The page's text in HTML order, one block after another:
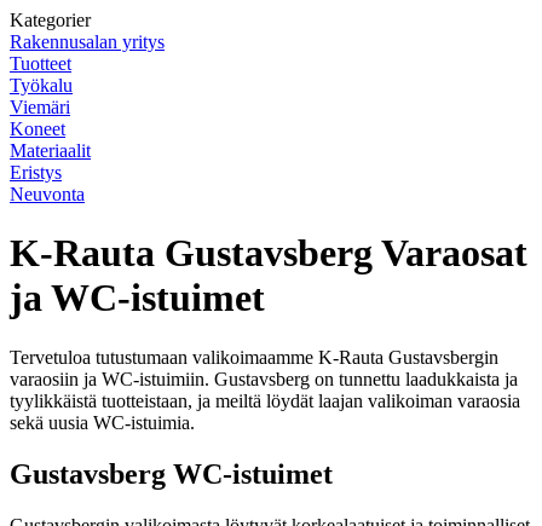
Kategorier
Rakennusalan yritys
Tuotteet
Työkalu
Viemäri
Koneet
Materiaalit
Eristys
Neuvonta
K-Rauta Gustavsberg Varaosat
ja WC-istuimet
Tervetuloa tutustumaan valikoimaamme K-Rauta Gustavsbergin
varaosiin ja WC-istuimiin. Gustavsberg on tunnettu laadukkaista ja
tyylikkäistä tuotteistaan, ja meiltä löydät laajan valikoiman varaosia
sekä uusia WC-istuimia.
Gustavsberg WC-istuimet